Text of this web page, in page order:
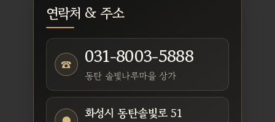
연락처 & 주소
☎ 031-8003-5888
동탄 솔빛나루마을 상가
화성시 동탄솔빛로 51